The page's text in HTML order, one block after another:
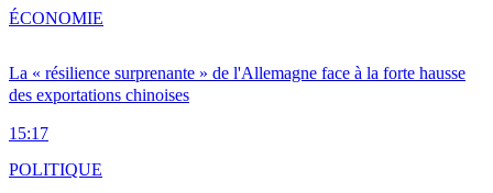
La « résilience surprenante » de l'Allemagne face à la forte hausse
des exportations chinoises
15:17
ÉCONOMIE
POLITIQUE